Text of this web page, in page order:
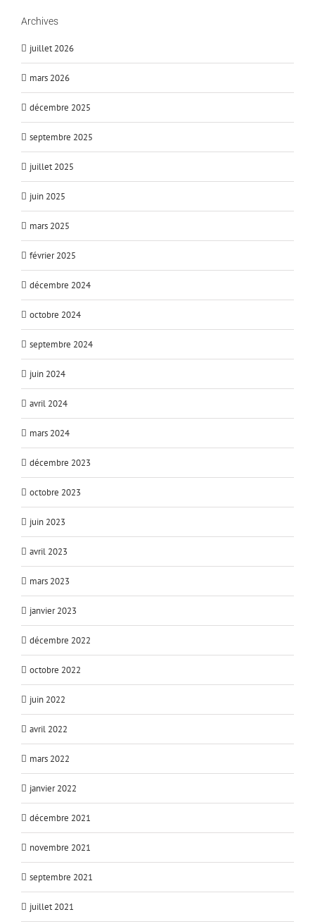
Archives
juillet 2026
mars 2026
décembre 2025
septembre 2025
juillet 2025
juin 2025
mars 2025
février 2025
décembre 2024
octobre 2024
septembre 2024
juin 2024
avril 2024
mars 2024
décembre 2023
octobre 2023
juin 2023
avril 2023
mars 2023
janvier 2023
décembre 2022
octobre 2022
juin 2022
avril 2022
mars 2022
janvier 2022
décembre 2021
novembre 2021
septembre 2021
juillet 2021